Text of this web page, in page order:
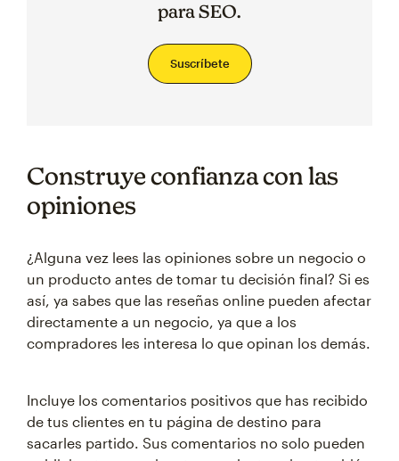
para SEO.
Suscríbete
Construye confianza con las
opiniones
¿Alguna vez lees las opiniones sobre un negocio o
un producto antes de tomar tu decisión final? Si es
así, ya sabes que las reseñas online pueden afectar
directamente a un negocio, ya que a los
compradores les interesa lo que opinan los demás.
Incluye los comentarios positivos que has recibido
de tus clientes en tu página de destino para
sacarles partido. Sus comentarios no solo pueden